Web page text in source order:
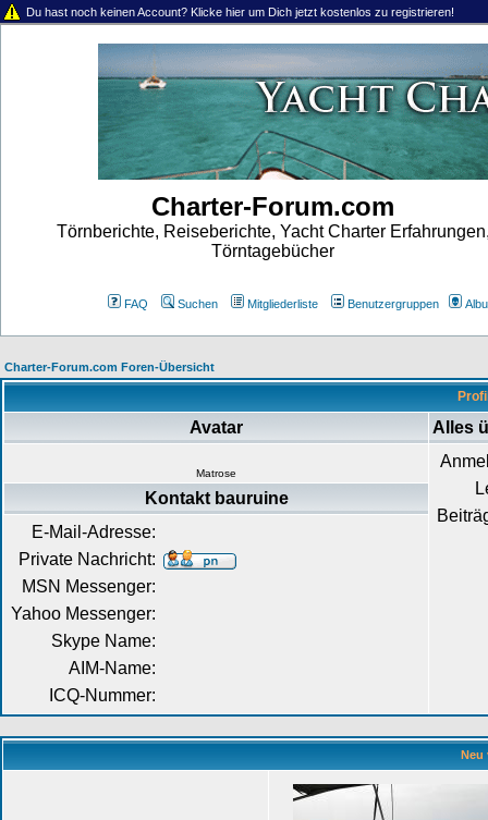
Du hast noch keinen Account? Klicke hier um Dich jetzt kostenlos zu registrieren!
Charter-Forum.com
Törnberichte, Reiseberichte, Yacht Charter
Törntagebücher
FAQ Suchen Mitgliederliste Benutzergruppen
Charter-Forum.com Foren-Übersicht
Avatar Alles
Matrose
Kontakt bauruine
E-Mail-Adresse:
Private Nachricht:
MSN Messenger:
Yahoo Messenger:
Skype Name:
AIM-Name:
ICQ-Nummer:
Neu